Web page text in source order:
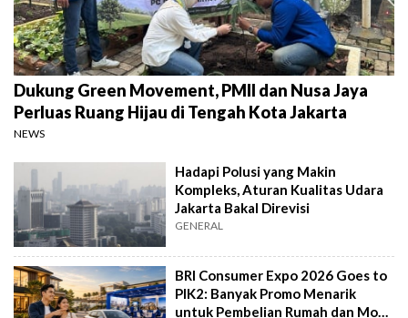
Dukung Green Movement, PMII dan Nusa Jaya
Perluas Ruang Hijau di Tengah Kota Jakarta
NEWS
Hadapi Polusi yang Makin
Kompleks, Aturan Kualitas Udara
Jakarta Bakal Direvisi
GENERAL
BRI Consumer Expo 2026 Goes to
PIK2: Banyak Promo Menarik
untuk Pembelian Rumah dan Mobil